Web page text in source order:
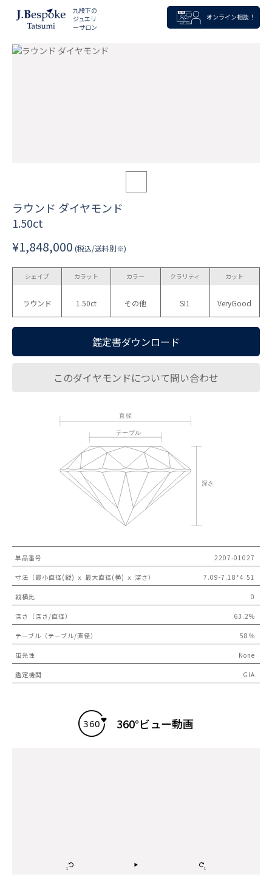
九段下の
ジュエリ
ーサロン
オンライン相談！
ラウンド ダイヤモンド
1.50ct
¥1,848,000 (税込/送料別※)
シェイプ
ラウンド
カラット
1.50ct
カラー
その他
クラリティ
SI1
カット
VeryGood
鑑定書ダウンロード
このダイヤモンドについて問い合わせ
単品番号 2207-01027
寸法（最小直径(縦) ｘ 最大直径(横) ｘ 深さ） 7.09-7.18*4.51
縦横比 0
深さ（深さ/直径） 63.2%
テーブル（テーブル/直径） 58％
蛍光性 None
鑑定機関 GIA
360°ビュー動画